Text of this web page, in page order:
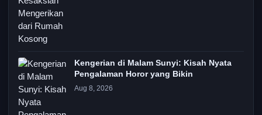
Kengerian di Malam Sunyi: Kisah Nyata
Pengalaman Horor yang Bikin
Aug 8, 2026